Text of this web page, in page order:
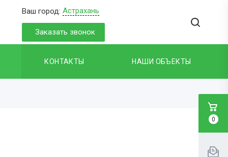
Ваш город: Астрахань
Заказать звонок
КОНТАКТЫ НАШИ ОБЪЕКТЫ
0